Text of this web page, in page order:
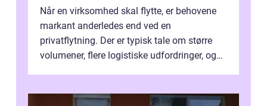
Når en virksomhed skal flytte, er behovene
markant anderledes end ved en
privatflytning. Der er typisk tale om større
volumener, flere logistiske udfordringer, og